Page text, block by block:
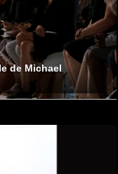
de Michael